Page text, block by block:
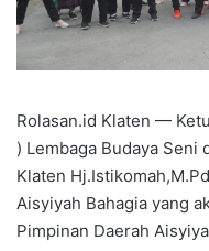
Rolasan.id Klaten —
) Lembaga Budaya Seni
Klaten
Aisyiyah Bahagia yang
Pimpinan Daerah